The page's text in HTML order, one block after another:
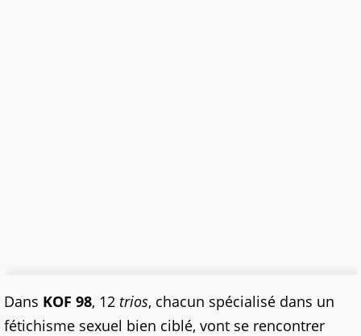
Dans KOF 98, 12 trios, chacun spécialisé dans un
fétichisme sexuel bien ciblé, vont se rencontrer